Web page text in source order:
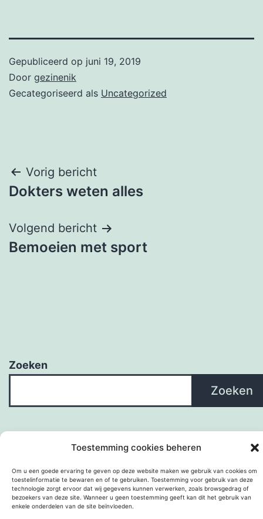
Toestemming cookies beheren
Om u een goede ervaring te geven op deze website maken we gebruik van cookies om
toestelinformatie te bewaren en of te gebruiken. Toestemming voor gebruik van deze
technologie zorgt ervoor dat wij gegevens kunnen verwerken, zoals browsgedrag of
bezoekers van deze site. Wanneer u geen toestemming geeft kan dit het gebruik van
enkele onderdelen van de site beïnvloeden.
Gepubliceerd op juni 19, 2019
Door gezinenik
Gecategoriseerd als Uncategorized
Bericht
navigatie
Vorig bericht
Dokters weten alles
Volgend bericht
Bemoeien met sport
Zoeken
Zoeken